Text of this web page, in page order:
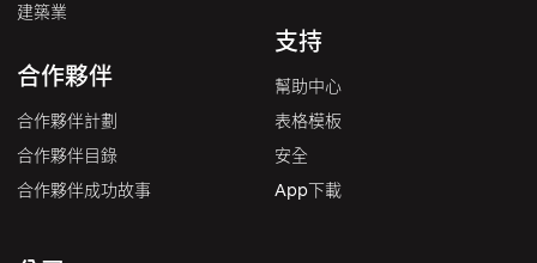
建築業
合作夥伴
合作夥伴計劃
合作夥伴目錄
合作夥伴成功故事
支持
幫助中心
表格模板
安全
App下載